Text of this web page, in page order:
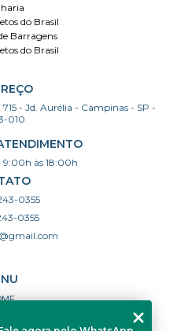
do Brasil
Barragens
do Brasil
- Jd. Aurélia - Campinas - SP -
010
9:00h às 18:00h
0355
0355